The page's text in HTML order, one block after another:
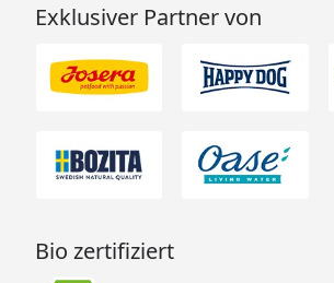
Exklusiver Partner von
Bio zertifiziert